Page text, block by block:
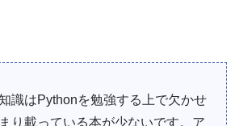
識はPythonを勉強する上で欠かせ
り載っている本が少ないです。ア